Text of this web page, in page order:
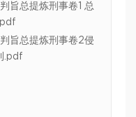
旨总提炼刑事卷1 总
旨总提炼刑事卷2侵
.pdf